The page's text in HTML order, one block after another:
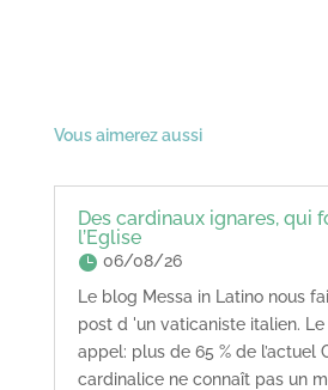
Vous aimerez aussi
Des cardinaux ignares, qui
l’Eglise
06/08/26
Le blog Messa in Latino nous
post d 'un vaticaniste italien.
appel: plus de 65 % de l’actuel
cardinalice ne connaît pas un